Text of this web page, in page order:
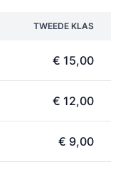
TWEEDE KLAS
€ 15,00
€ 12,00
€ 9,00